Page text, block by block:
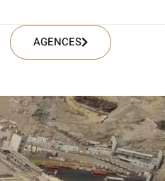
AGENCES